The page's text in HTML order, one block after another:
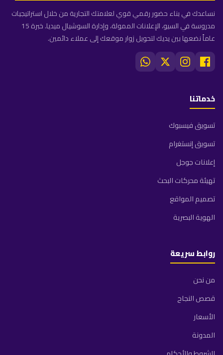
نساعدك في بناء حضور رقمي قوي لعلامتك التجارية من خلال استراتيجيات
مدروسة في السيو، الإعلانات الممولة، وإدارة السوشيال ميديا. خبرة 15
عاماً نضعها بين يديك لتحويل زوار موقعك إلى عملاء دائمين.
خدماتنا
تسويق فيسبوك
تسويق إنستغرام
إعلانات جوجل
تهيئة محركات البحث
تصميم المواقع
الهوية البصرية
روابط سريعة
من نحن
قصص النجاح
الأسعار
المدونة